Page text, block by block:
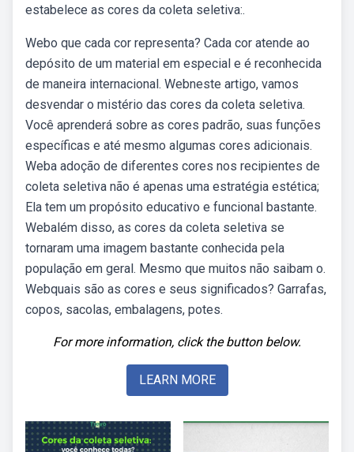
estabelece as cores da coleta seletiva:.
Webo que cada cor representa? Cada cor atende ao
depósito de um material em especial e é reconhecida
de maneira internacional. Webneste artigo, vamos
desvendar o mistério das cores da coleta seletiva.
Você aprenderá sobre as cores padrão, suas funções
específicas e até mesmo algumas cores adicionais.
Weba adoção de diferentes cores nos recipientes de
coleta seletiva não é apenas uma estratégia estética;
Ela tem um propósito educativo e funcional bastante.
Webalém disso, as cores da coleta seletiva se
tornaram uma imagem bastante conhecida pela
população em geral. Mesmo que muitos não saibam o.
Webquais são as cores e seus significados? Garrafas,
copos, sacolas, embalagens, potes.
For more information, click the button below.
LEARN MORE